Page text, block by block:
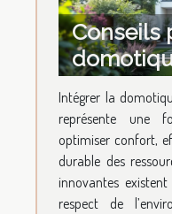
Conseils
habitat
Intégrer la
représente une
optimiser confort,
durable des
innovantes
respect de